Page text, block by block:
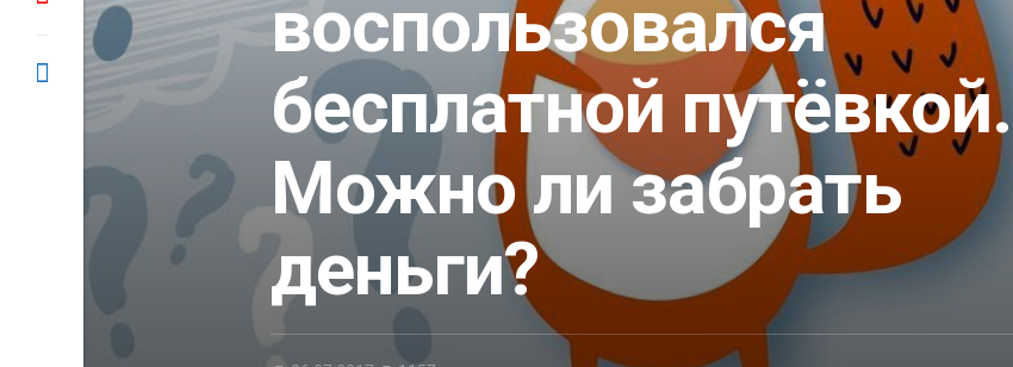
воспользовался
бесплатной путёвкой.
Можно ли забрать
деньги?